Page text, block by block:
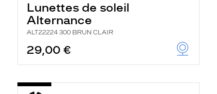
Lunettes de soleil
Alternance
ALT22224 300 BRUN CLAIR
29,00 €